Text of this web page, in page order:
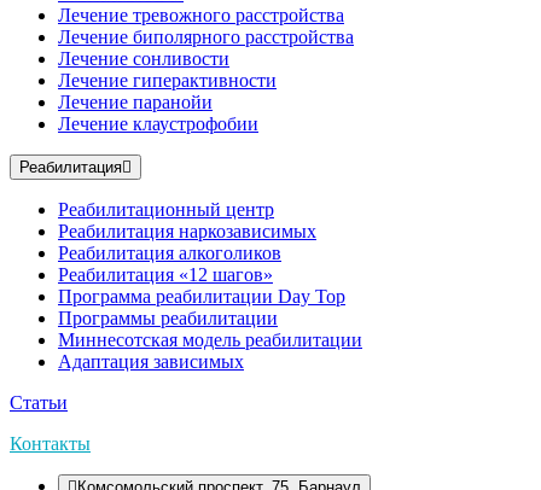
Лечение тревожного расстройства
Лечение биполярного расстройства
Лечение сонливости
Лечение гиперактивности
Лечение паранойи
Лечение клаустрофобии
Реабилитация
Реабилитационный центр
Реабилитация наркозависимых
Реабилитация алкоголиков
Реабилитация «12 шагов»
Программа реабилитации Day Top
Программы реабилитации
Миннесотская модель реабилитации
Адаптация зависимых
Статьи
Контакты